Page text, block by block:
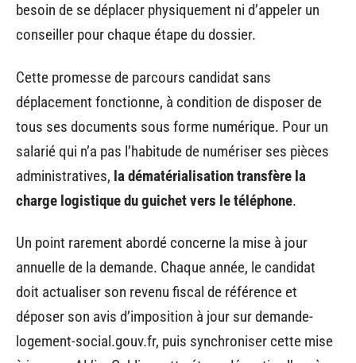
besoin de se déplacer physiquement ni d’appeler un
conseiller pour chaque étape du dossier.
Cette promesse de parcours candidat sans
déplacement fonctionne, à condition de disposer de
tous ses documents sous forme numérique. Pour un
salarié qui n’a pas l’habitude de numériser ses pièces
administratives, la dématérialisation transfère la
charge logistique du guichet vers le téléphone.
Un point rarement abordé concerne la mise à jour
annuelle de la demande. Chaque année, le candidat
doit actualiser son revenu fiscal de référence et
déposer son avis d’imposition à jour sur demande-
logement-social.gouv.fr, puis synchroniser cette mise